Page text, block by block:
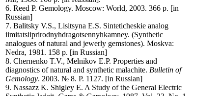
6. Reed P. Gemology. Moscow: World, 2003. 366 p. [in
Russian]
7. Balitsky V.S., Lisitsyna E.S. Sinteticheskie analog
iimitatsiiprirodnyhdragotsennyhkamney. (Synthetic
analogues of natural and jewerly gemstones). Mоskva:
Nedra, 1981. 158 p. [in Russian]
8. Chernenko T.V., Melnikov E.P. Properties and
diagnostics of natural and syn­thetic malachite. Bulletin of
Gemology. 2003. № 8. Р. 11­27. [in Russian]
9. Nassazz K. Shigley E. A Study of the General Electric